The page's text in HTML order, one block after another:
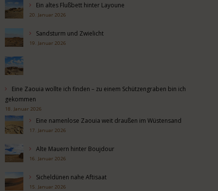
Ein altes Flußbett hinter Layoune
20. Januar 2026
Sandsturm und Zwielicht
19. Januar 2026
Eine Zaouia wollte ich finden – zu einem Schützengraben bin ich
gekommen
18. Januar 2026
Eine namenlose Zaouia weit draußen im Wüstensand
17. Januar 2026
Alte Mauern hinter Boujdour
16. Januar 2026
Sicheldünen nahe Aftisaat
15. Januar 2026